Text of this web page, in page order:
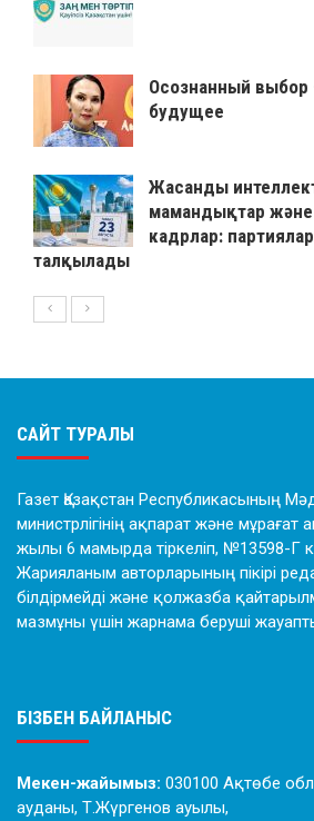
Осознанный выбор
будущее
Жасанды
мамандықтар
кадрлар:
талқылады
САЙТ ТУРАЛЫ
Газет Қазақстан Республикасының
министрлігінің ақпарат және мұрағат
жылы 6 мамырда тіркеліп, №13598-Г
Жарияланым авторларының пікірі
білдірмейді және қолжазба
мазмұны үшін жарнама беруші
БІЗБЕН БАЙЛАНЫС
Мекен-жайымыз: 030100 Ақтөбе
ауданы, Т.Жүргенов ауылы,